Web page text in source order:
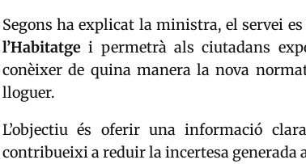
Segons ha explicat la ministra, el servei
l’Habitatge i permetrà als ciutadans
conèixer de quina manera la nova
lloguer.
L’objectiu és oferir una informació
contribueixi a reduir la incertesa generada